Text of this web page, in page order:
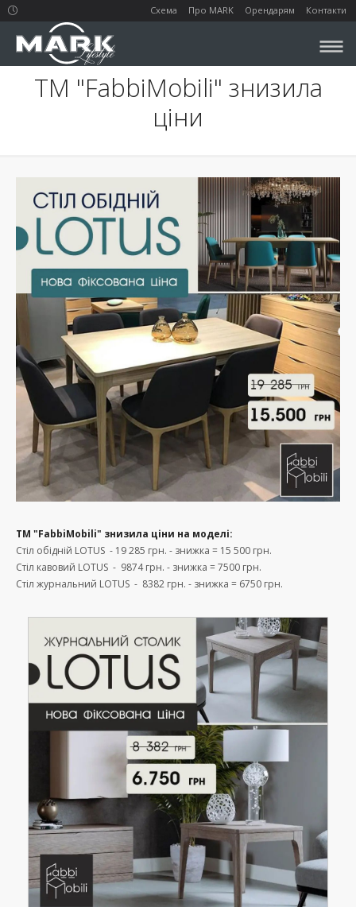
Схема Про MARK Орендарям Контакти
ТМ "FabbiMobili" знизила
ціни
ТМ "FabbiMobili" знизила ціни на моделі:
Стіл обідній LOTUS - 19 285 грн. - знижка = 15 500 грн.
Стіл кавовий LOTUS - 9874 грн. - знижка = 7500 грн.
Стіл журнальний LOTUS - 8382 грн. - знижка = 6750 грн.